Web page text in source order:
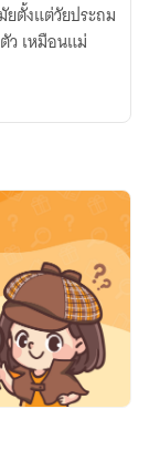
ตั้งแต่วัยประถม
ว เหมือนแม่